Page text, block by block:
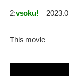
2:vsoku!
This movie